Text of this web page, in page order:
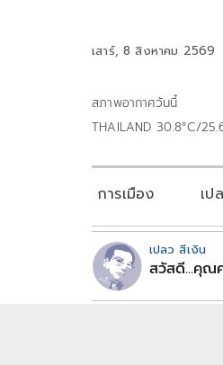
เสาร์, 8 สิงหาคม 2569
สภาพอากาศวันนี้
THAILAND 30.8°C/
การเมือง เป
เปลว สีเงิน
สวัสดี...คุณ